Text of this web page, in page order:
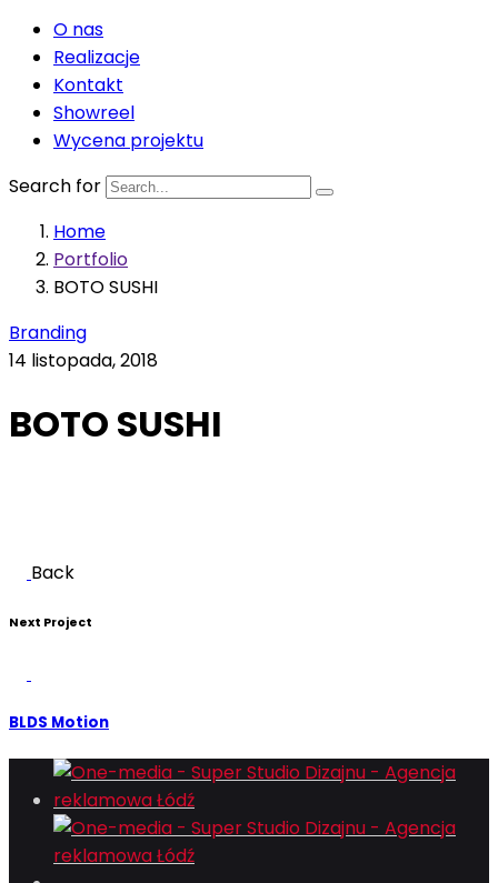
O nas
Realizacje
Kontakt
Showreel
Wycena projektu
Search for
Home
Portfolio
BOTO SUSHI
Branding
14 listopada, 2018
BOTO SUSHI
Back
Next Project
BLDS Motion